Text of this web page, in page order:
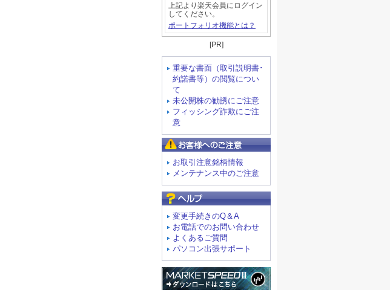
上記より楽天会員にログイン
してください。
ポートフォリオ機能とは？
[PR]
重要な書面（取引説明書･
約諾書等）の閲覧につい
て
未公開株の勧誘にご注意
フィッシング詐欺にご注
意
お取引注意銘柄情報
メンテナンス中のご注意
変更手続きのQ＆A
お電話でのお問い合わせ
よくあるご質問
パソコン出張サポート